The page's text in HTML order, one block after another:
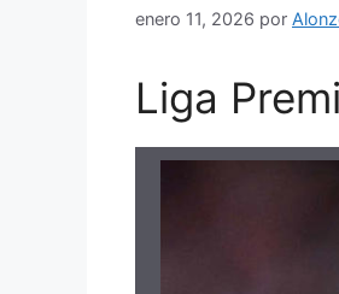
enero 11, 2026 por
Liga